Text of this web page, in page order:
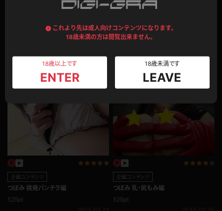
これより先は成人向けコンテンツになります。
18歳未満の方は閲覧出来ません。
18歳以上です
ENTER
18歳未満です
LEAVE
おっぱいぽろり!!着衣乱れるソーセージ
540pt
写真集動画セット
つぼみ002
2013.03.06
企画コンテンツ
つぼみ 挑発パンチラ編
525pt
企画コンテンツ
つぼみ 乳・尻もみ編
525pt